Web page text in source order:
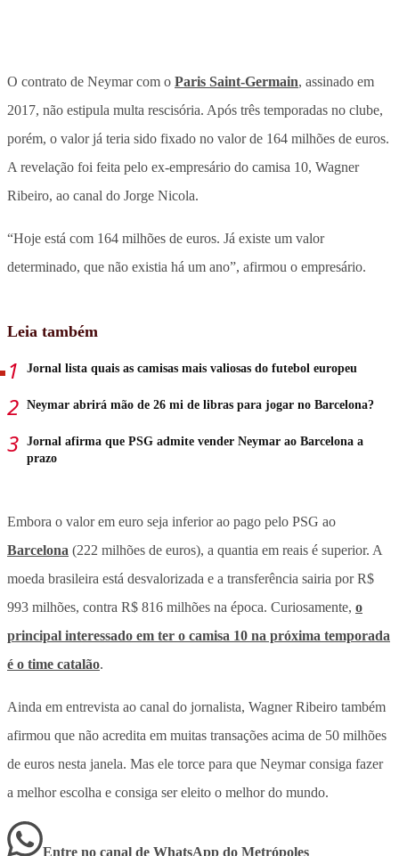
O contrato de Neymar com o Paris Saint-Germain, assinado em
2017, não estipula multa rescisória. Após três temporadas no clube,
porém, o valor já teria sido fixado no valor de 164 milhões de euros.
A revelação foi feita pelo ex-empresário do camisa 10, Wagner
Ribeiro, ao canal do Jorge Nicola.
“Hoje está com 164 milhões de euros. Já existe um valor
determinado, que não existia há um ano”, afirmou o empresário.
Leia também
Jornal lista quais as camisas mais valiosas do futebol europeu
Neymar abrirá mão de 26 mi de libras para jogar no Barcelona?
Jornal afirma que PSG admite vender Neymar ao Barcelona a
prazo
Embora o valor em euro seja inferior ao pago pelo PSG ao
Barcelona (222 milhões de euros), a quantia em reais é superior. A
moeda brasileira está desvalorizada e a transferência sairia por R$
993 milhões, contra R$ 816 milhões na época. Curiosamente, o
principal interessado em ter o camisa 10 na próxima temporada
é o time catalão.
Ainda em entrevista ao canal do jornalista, Wagner Ribeiro também
afirmou que não acredita em muitas transações acima de 50 milhões
de euros nesta janela. Mas ele torce para que Neymar consiga fazer
a melhor escolha e consiga ser eleito o melhor do mundo.
Entre no canal de WhatsApp do Metrópoles